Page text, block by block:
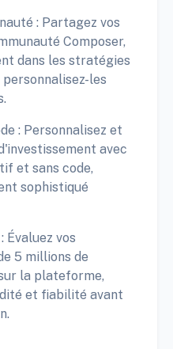
: Partagez vos
Composer,
dans les stratégies
les
: Personnalisez et
avec
et sans code,
sophistiqué
Évaluez vos
5 millions de
la plateforme,
et fiabilité avant